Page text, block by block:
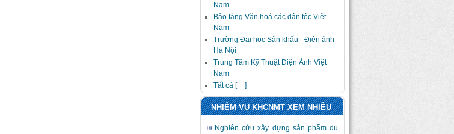
Nam
Bảo tàng Văn hoá các dân tộc Việt
Nam
Trường Đại học Sân khấu - Điện ảnh
Hà Nội
Trung Tâm Kỹ Thuật Điện Ảnh Việt
Nam
Tất cả [+ ]
NHIỆM VỤ KHCNMT XEM NHIỀU
Nghiên cứu xây dựng sản phẩm du